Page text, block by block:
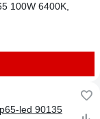
100W 6400K,